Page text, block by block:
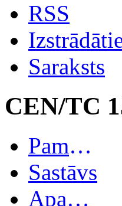
RSS
Saraksts
CEN/TC
Pamatinformācija
Sastāvs
Apakškomitejas